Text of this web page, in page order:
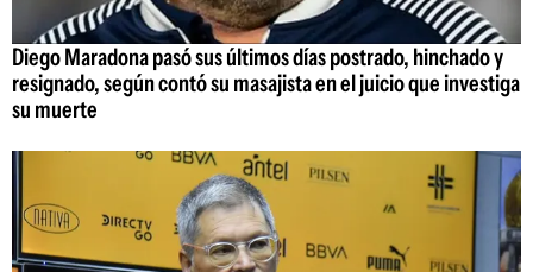
Diego Maradona pasó sus últimos días postrado, hinchado y
resignado, según contó su masajista en el juicio que investiga
su muerte